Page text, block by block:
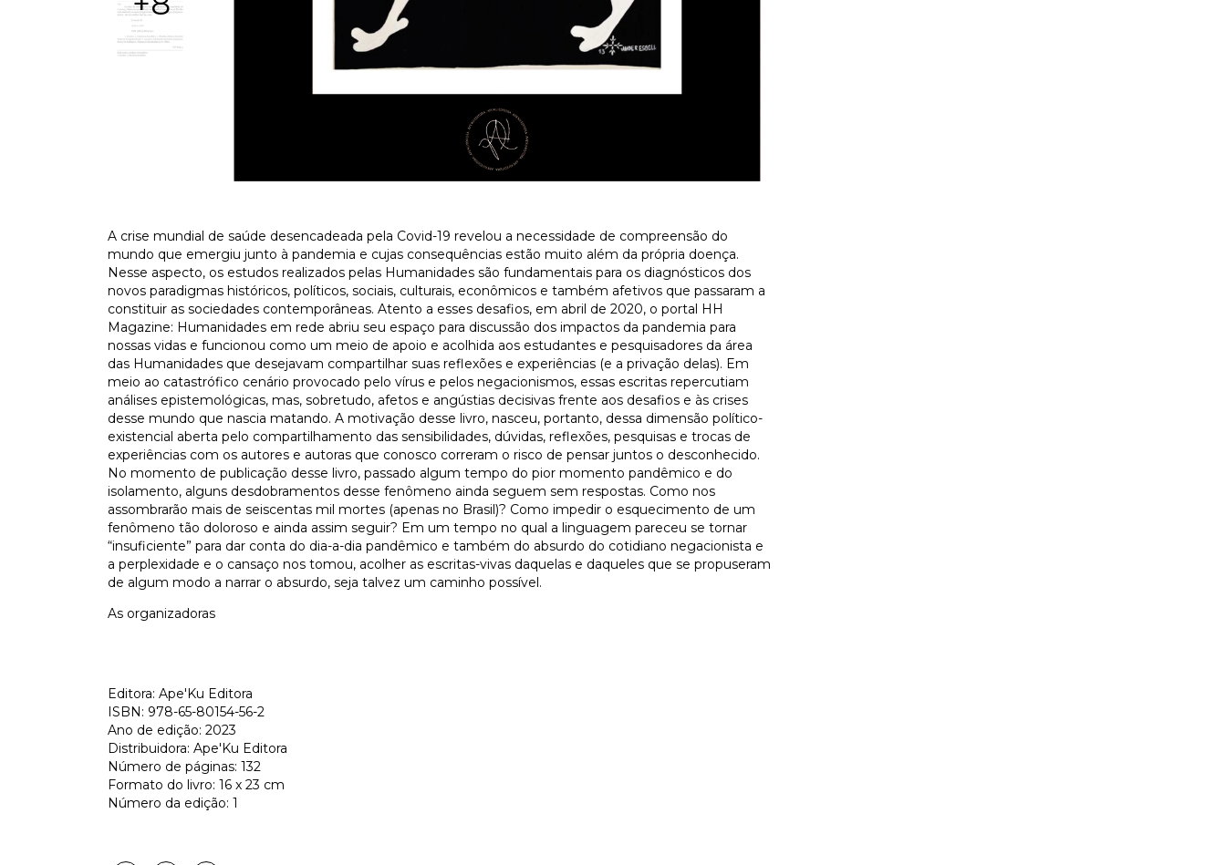
A crise mundial de saúde desencadeada pela Covid-19 revelou a necessidade de compreensão do
mundo que emergiu junto à pandemia e cujas consequências estão muito além da própria doença.
Nesse aspecto, os estudos realizados pelas Humanidades são fundamentais para os diagnósticos dos
novos paradigmas históricos, políticos, sociais, culturais, econômicos e também afetivos que passaram a
constituir as sociedades contemporâneas. Atento a esses desafios, em abril de 2020, o portal HH
Magazine: Humanidades em rede abriu seu espaço para discussão dos impactos da pandemia para
nossas vidas e funcionou como um meio de apoio e acolhida aos estudantes e pesquisadores da área
das Humanidades que desejavam compartilhar suas reflexões e experiências (e a privação delas). Em
meio ao catastrófico cenário provocado pelo vírus e pelos negacionismos, essas escritas repercutiam
análises epistemológicas, mas, sobretudo, afetos e angústias decisivas frente aos desafios e às crises
desse mundo que nascia matando. A motivação desse livro, nasceu, portanto, dessa dimensão político-
existencial aberta pelo compartilhamento das sensibilidades, dúvidas, reflexões, pesquisas e trocas de
experiências com os autores e autoras que conosco correram o risco de pensar juntos o desconhecido.
No momento de publicação desse livro, passado algum tempo do pior momento pandêmico e do
isolamento, alguns desdobramentos desse fenômeno ainda seguem sem respostas. Como nos
assombrarão mais de seiscentas mil mortes (apenas no Brasil)? Como impedir o esquecimento de um
fenômeno tão doloroso e ainda assim seguir? Em um tempo no qual a linguagem pareceu se tornar
“insuficiente” para dar conta do dia-a-dia pandêmico e também do absurdo do cotidiano negacionista e
a perplexidade e o cansaço nos tomou, acolher as escritas-vivas daquelas e daqueles que se propuseram
de algum modo a narrar o absurdo, seja talvez um caminho possível.
As organizadoras
Editora: Ape'Ku Editora
ISBN: 978-65-80154-56-2
Ano de edição: 2023
Distribuidora: Ape'Ku Editora
Número de páginas: 132
Formato do livro: 16 x 23 cm
Número da edição: 1